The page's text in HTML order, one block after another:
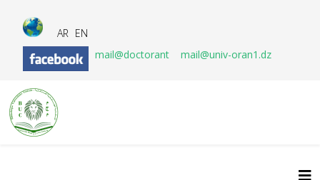
AR EN
mail@doctorant
mail@univ-oran1.dz